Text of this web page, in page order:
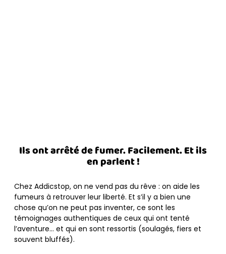
Ils ont arrêté de fumer. Facilement. Et ils
en parlent !
Chez Addicstop, on ne vend pas du rêve : on aide les
fumeurs à retrouver leur liberté. Et s’il y a bien une
chose qu’on ne peut pas inventer, ce sont les
témoignages authentiques de ceux qui ont tenté
l’aventure… et qui en sont ressortis (soulagés, fiers et
souvent bluffés).